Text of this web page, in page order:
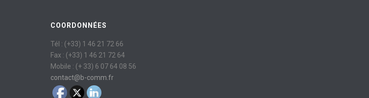
COORDONNÉES
Tél : (+33) 1 46 21 72 66
Fax : (+33) 1 46 21 72 64
Mobile : (+ 33) 6 07 64 08 56
contact@b-comm.fr